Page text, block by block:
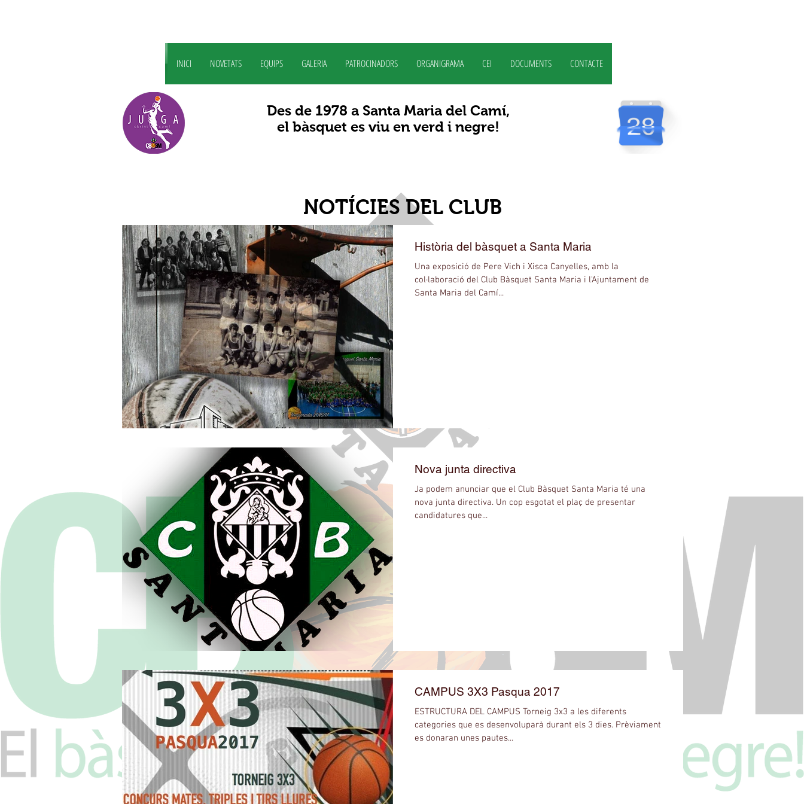
INICI NOVETATS EQUIPS GALERIA PATROCINADORS ORGANIGRAMA CEI DOCUMENTS CONTACTE
Des de 1978 a Santa Maria del Camí,
el bàsquet es viu en verd i negre!
NOTÍCIES DEL CLUB
Història del bàsquet a Santa Maria
Una exposició de Pere Vich i Xisca Canyelles, amb la
col·laboració del Club Bàsquet Santa Maria i l'Ajuntament de
Santa Maria del Camí...
Nova junta directiva
Ja podem anunciar que el Club Bàsquet Santa Maria té una
nova junta directiva. Un cop esgotat el plaç de presentar
candidatures que...
CAMPUS 3X3 Pasqua 2017
ESTRUCTURA DEL CAMPUS Torneig 3x3 a les diferents
categories que es desenvoluparà durant els 3 dies. Prèviament
es donaran unes pautes...